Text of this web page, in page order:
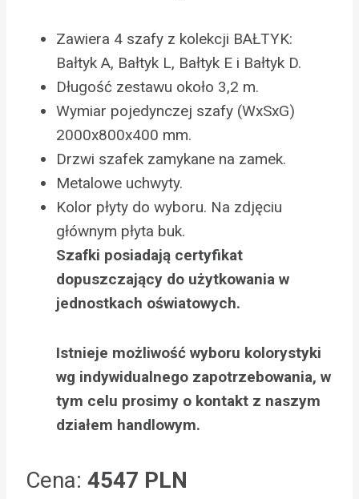
Zawiera 4 szafy z kolekcji BAŁTYK:
Bałtyk A, Bałtyk L, Bałtyk E i Bałtyk D.
Długość zestawu około 3,2 m.
Wymiar pojedynczej szafy (WxSxG)
2000x800x400 mm.
Drzwi szafek zamykane na zamek.
Metalowe uchwyty.
Kolor płyty do wyboru. Na zdjęciu
głównym płyta buk.
Szafki posiadają certyfikat
dopuszczający do użytkowania w
jednostkach oświatowych.
Istnieje możliwość wyboru kolorystyki
wg indywidualnego zapotrzebowania, w
tym celu prosimy o kontakt z naszym
działem handlowym.
Cena: 4547 PLN